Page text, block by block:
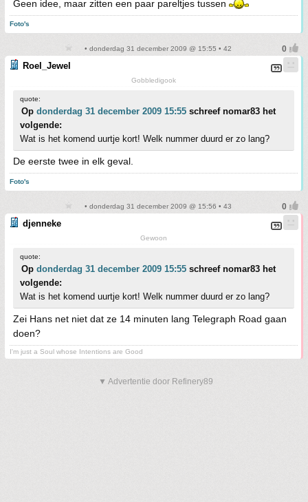
Geen idee, maar zitten een paar pareltjes tussen
Foto's
• donderdag 31 december 2009 @ 15:55 • 42
Roel_Jewel
Gobbledigook
quote:
Op donderdag 31 december 2009 15:55 schreef nomar83 het
volgende:
Wat is het komend uurtje kort! Welk nummer duurd er zo lang?
De eerste twee in elk geval.
Foto's
• donderdag 31 december 2009 @ 15:56 • 43
djenneke
Gewoon
quote:
Op donderdag 31 december 2009 15:55 schreef nomar83 het
volgende:
Wat is het komend uurtje kort! Welk nummer duurd er zo lang?
Zei Hans net niet dat ze 14 minuten lang Telegraph Road gaan
doen?
I'm just a Soul whose Intentions are Good
▼ Advertentie door Refinery89